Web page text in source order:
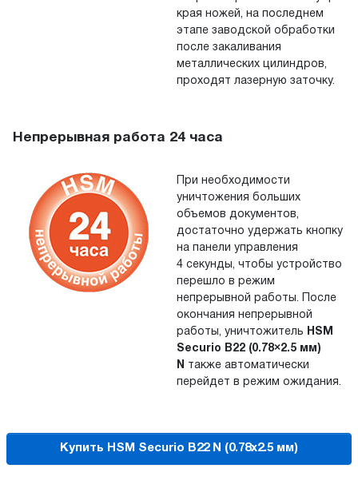
края ножей, на последнем
этапе заводской обработки
после закаливания
металлических цилиндров,
проходят лазерную заточку.
Непрерывная работа 24 часа
При необходимости
уничтожения больших
объемов документов,
достаточно удержать кнопку
на панели управления
4 секунды, чтобы устройство
перешло в режим
непрерывной работы. После
окончания непрерывной
работы, уничтожитель
HSM
Securio B22 (0.78×2.5 мм)
N
также автоматически
перейдет в режим ожидания.
Купить HSM Securio B22 N (0.78x2.5 мм)